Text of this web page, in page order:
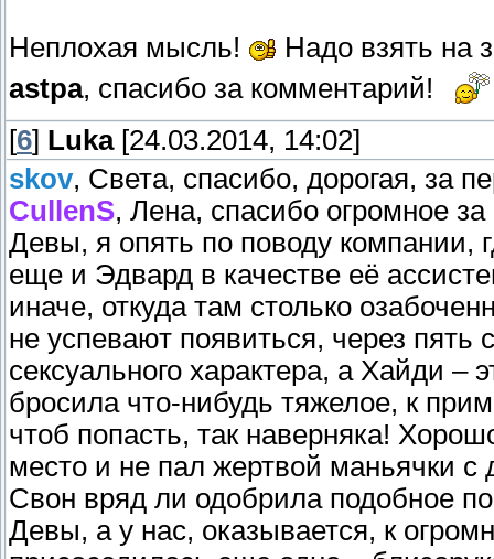
Неплохая мысль!
Надо взять на
astpa, спасибо за комментарий!
[6] Luka[24.03.2014, 14:02]
skov, Света, спасибо, дорогая, за
CullenS, Лена, спасибо огромное
Девы, я опять по поводу компании,
еще и Эдвард в качестве её
иначе, откуда там столько
не успевают появиться, через пять
сексуального характера, а Хайди –
бросила что-нибудь тяжелое, к
чтоб попасть, так наверняка!
место и не пал жертвой маньячки с
Свон вряд ли одобрила подобное
Девы, а у нас, оказывается, к